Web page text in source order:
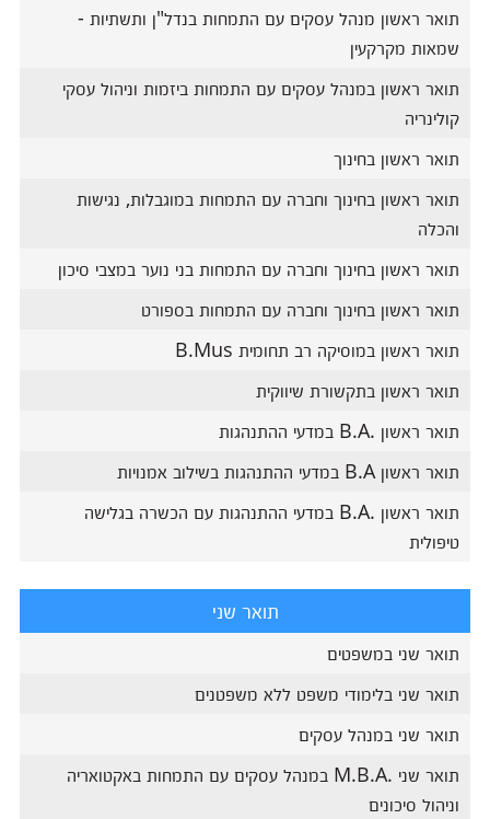
תואר ראשון מנהל עסקים עם התמחות בנדל"ן ותשתיות -
שמאות מקרקעין
תואר ראשון במנהל עסקים עם התמחות ביזמות וניהול עסקי
קולינריה
תואר ראשון בחינוך
תואר ראשון בחינוך וחברה עם התמחות במוגבלות, נגישות
והכלה
תואר ראשון בחינוך וחברה עם התמחות בני נוער במצבי סיכון
תואר ראשון בחינוך וחברה עם התמחות בספורט
תואר ראשון במוסיקה רב תחומית B.Mus
תואר ראשון בתקשורת שיווקית
תואר ראשון .B.A במדעי ההתנהגות
תואר ראשון B.A במדעי ההתנהגות בשילוב אמנויות
תואר ראשון .B.A במדעי ההתנהגות עם הכשרה בגלישה
טיפולית
תואר שני
תואר שני במשפטים
תואר שני בלימודי משפט ללא משפטנים
תואר שני במנהל עסקים
תואר שני .M.B.A במנהל עסקים עם התמחות באקטואריה
וניהול סיכונים